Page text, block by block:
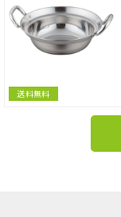
送料無料